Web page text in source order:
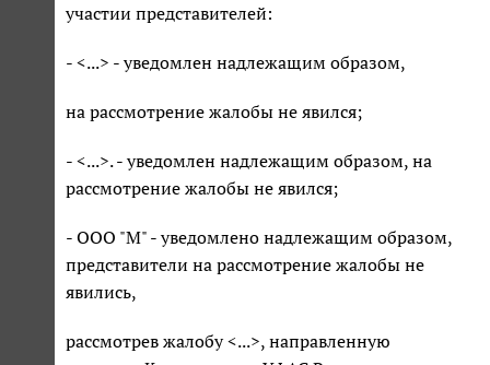
участии представителей:
- <...> - уведомлен надлежащим образом,
на рассмотрение жалобы не явился;
- <...>. - уведомлен надлежащим образом, на
рассмотрение жалобы не явился;
- ООО "М" - уведомлено надлежащим образом,
представители на рассмотрение жалобы не
явились,
рассмотрев жалобу <...>, направленную